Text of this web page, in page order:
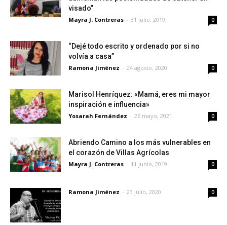
visado”
Mayra J. Contreras - 31 julio, 2019 0
“Dejé todo escrito y ordenado por si no
volvía a casa”
Ramona Jiménez - 24 agosto, 2020 0
Marisol Henríquez: «Mamá, eres mi mayor
inspiración e influencia»
Yosarah Fernández - 26 mayo, 2021 0
Abriendo Camino a los más vulnerables en
el corazón de Villas Agrícolas
Mayra J. Contreras - 11 junio, 2019 0
Ramona Jiménez - 23 julio, 2020 0